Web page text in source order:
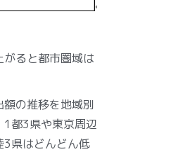
ると都市圏域は
の推移を地域別
1都3県や東京周辺
3県はどんどん低